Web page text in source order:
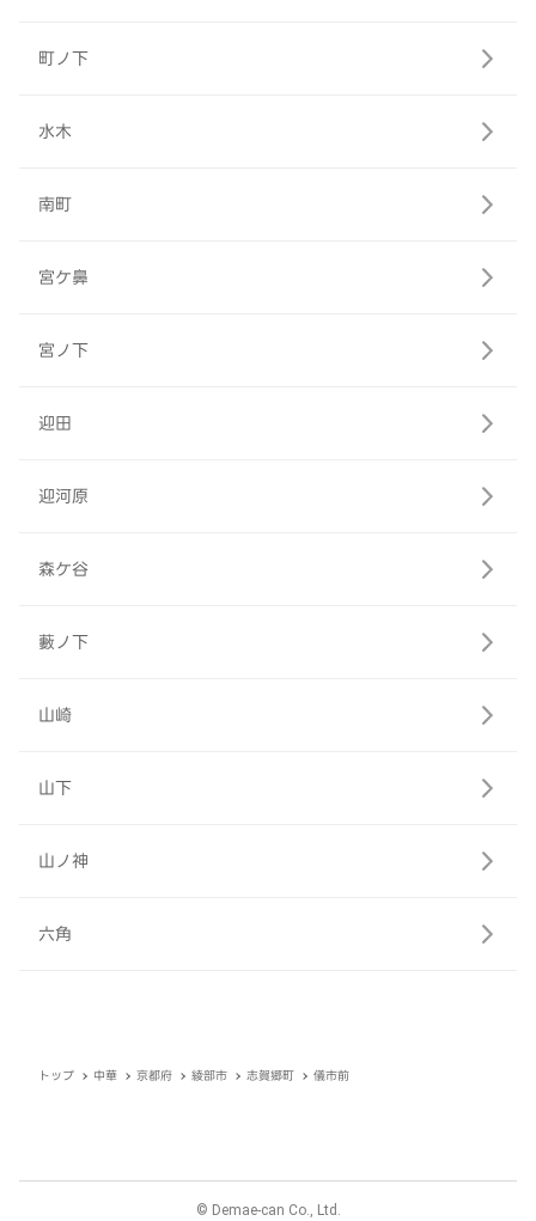
町ノ下
水木
南町
宮ケ鼻
宮ノ下
迎田
迎河原
森ケ谷
藪ノ下
山崎
山下
山ノ神
六角
トップ 中華 京都府 綾部市 志賀郷町 儀市前
© Demae-can Co., Ltd.